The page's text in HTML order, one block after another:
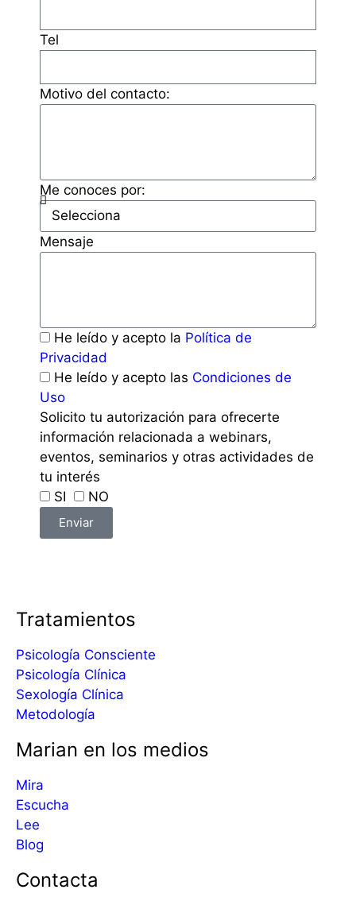
Tel
Motivo del contacto:
Me conoces por:
Mensaje
He leído y acepto la Política de
Privacidad
He leído y acepto las Condiciones de
Uso
Solicito tu autorización para ofrecerte
información relacionada a webinars,
eventos, seminarios y otras actividades de
tu interés
SI
NO
Enviar
Tratamientos
Psicología Consciente
Psicología Clínica
Sexología Clínica
Metodología
Marian en los medios
Mira
Escucha
Lee
Blog
Contacta